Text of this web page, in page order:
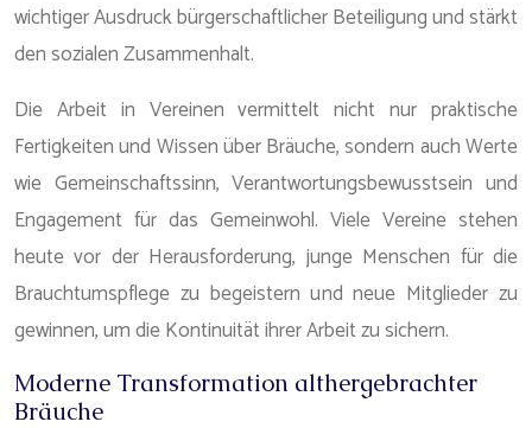
wichtiger Ausdruck bürgerschaftlicher Beteiligung und stärkt
den sozialen Zusammenhalt.
Die Arbeit in Vereinen vermittelt nicht nur praktische
Fertigkeiten und Wissen über Bräuche, sondern auch Werte
wie Gemeinschaftssinn, Verantwortungsbewusstsein und
Engagement für das Gemeinwohl. Viele Vereine stehen
heute vor der Herausforderung, junge Menschen für die
Brauchtumspflege zu begeistern und neue Mitglieder zu
gewinnen, um die Kontinuität ihrer Arbeit zu sichern.
Moderne Transformation althergebrachter
Bräuche